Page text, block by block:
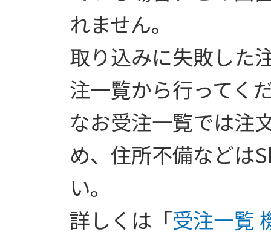
れません。
取り込みに失敗した
注一覧から行ってく
なお受注一覧では注
め、住所不備などは
い。
詳しくは「受注一覧